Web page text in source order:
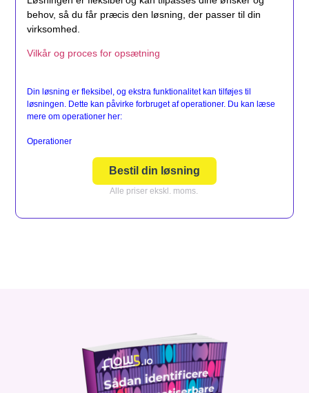
behov, så du får præcis den løsning, der passer til din
virksomhed.
Vilkår og proces for opsætning
Din løsning er fleksibel, og ekstra funktionalitet kan tilføjes til
løsningen. Dette kan påvirke forbruget af operationer. Du kan læse
mere om operationer her:
Operationer
Bestil din løsning
Alle priser ekskl. moms.